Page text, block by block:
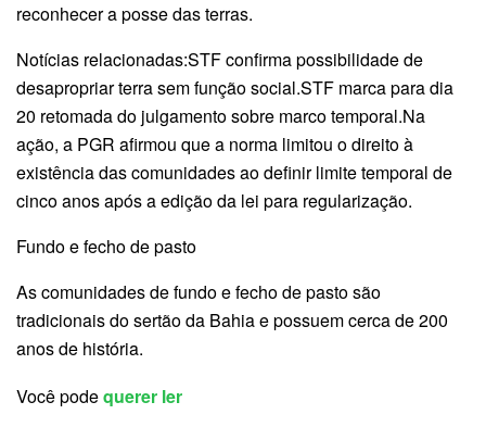
reconhecer a posse das terras.
Notícias relacionadas:STF confirma possibilidade de
desapropriar terra sem função social.STF marca para dia
20 retomada do julgamento sobre marco temporal.Na
ação, a PGR afirmou que a norma limitou o direito à
existência das comunidades ao definir limite temporal de
cinco anos após a edição da lei para regularização.
Fundo e fecho de pasto
As comunidades de fundo e fecho de pasto são
tradicionais do sertão da Bahia e possuem cerca de 200
anos de história.
Você podequerer ler